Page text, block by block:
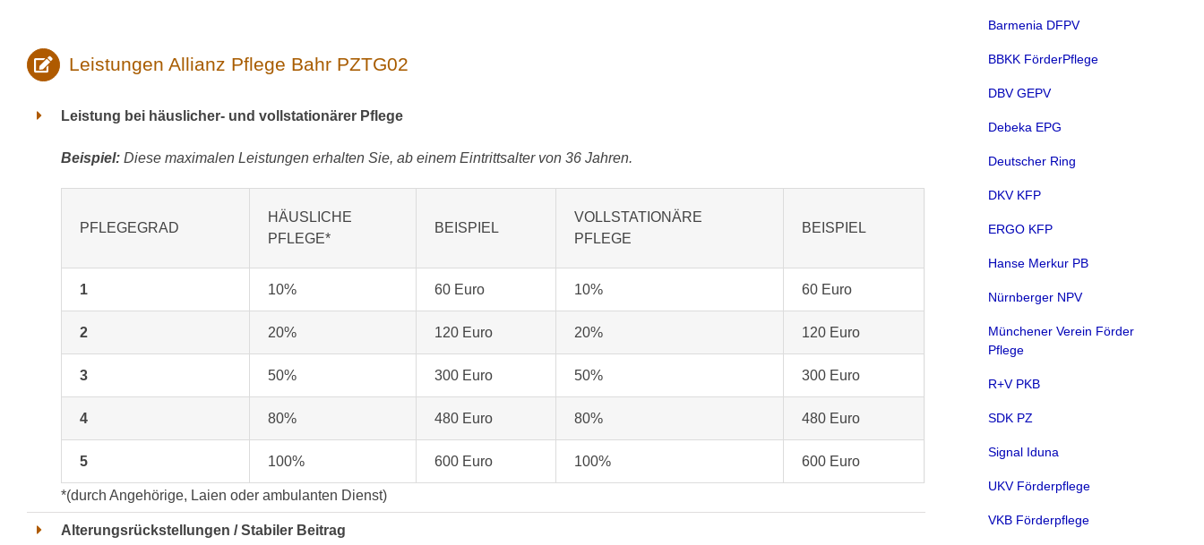
Leistungen Allianz Pflege Bahr PZTG02
Leistung bei häuslicher- und vollstationärer Pflege
Beispiel: Diese maximalen Leistungen erhalten Sie, ab einem Eintrittsalter von 36 Jahren.
PFLEGEGRAD
HÄUSLICHE
PFLEGE*
BEISPIEL
VOLLSTATIONÄRE
PFLEGE
BEISPIEL
1 10% 60 Euro 10% 60 Euro
2 20% 120 Euro 20% 120 Euro
3 50% 300 Euro 50% 300 Euro
4 80% 480 Euro 80% 480 Euro
5 100% 600 Euro 100% 600 Euro
*(durch Angehörige, Laien oder ambulanten Dienst)
Alterungsrückstellungen / Stabiler Beitrag
Barmenia DFPV
BBKK FörderPflege
DBV GEPV
Debeka EPG
Deutscher Ring
DKV KFP
ERGO KFP
Hanse Merkur PB
Nürnberger NPV
Münchener Verein Förder
Pflege
R+V PKB
SDK PZ
Signal Iduna
UKV Förderpflege
VKB Förderpflege